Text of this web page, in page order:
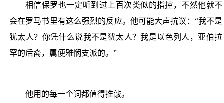
相信保罗也一定听到过上百次类似的指控，不然他就不
会在罗马书里有这么强烈的反应。他可能大声抗议：“我不是
犹太人？你凭什么说我不是犹太人？我是以色列人，亚伯拉
罕的后裔，属便雅悯支派的。”
他用的每一个词都值得推敲。